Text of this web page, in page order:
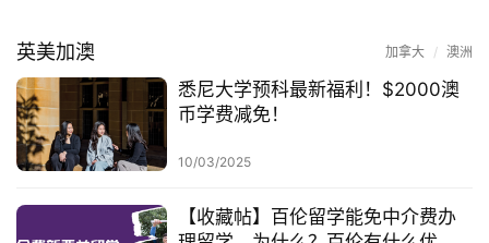
投
移
民
庭
团
英美加澳 加拿大 / 澳洲
悉尼大学预科最新福利！$2000澳
币学费减免！
10/03/2025
【收藏帖】百伦留学能免中介费办